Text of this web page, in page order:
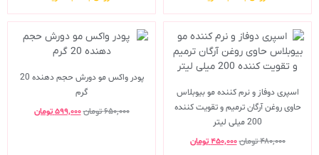
اسپری دوفاز و نرم کننده مو بیوبلاس
حاوی روغن آرگان ترمیم و تقویت کننده
200 میلی لیتر
۴۸۰,۰۰۰تومان۴۵۰,۰۰۰ تومان
پودر واکس مو دورش حجم دهنده 20
گرم
۶۵۰,۰۰۰تومان۵۹۹,۰۰۰ تومان